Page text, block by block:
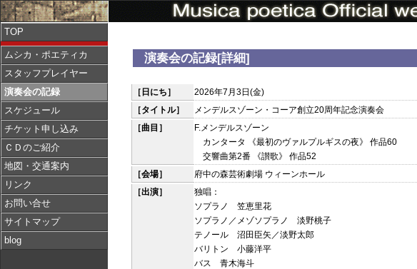
TOP
ムシカ・ポエティカ
スタッフプレイヤー
演奏会の記録
スケジュール
チケット申し込み
ＣＤのご紹介
地図・交通案内
リンク
お問い合せ
サイトマップ
blog
演奏会の記録[詳細]
［日にち］
2026年7月3日(金)
［タイトル］
メンデルスゾーン・コーア創立20周年記念演奏会
［曲目］
F.メンデルスゾーン
カンタータ 《最初のヴァルプルギスの夜》 作品60
交響曲第2番 《讃歌》 作品52
［会場］
府中の森芸術劇場 ウィーンホール
［出演］
独唱：
ソプラノ 笠恵里花
ソプラノ／メゾソプラノ 淡野桃子
テノール 沼田臣矢／淡野太郎
バリトン 小藤洋平
バス 青木海斗